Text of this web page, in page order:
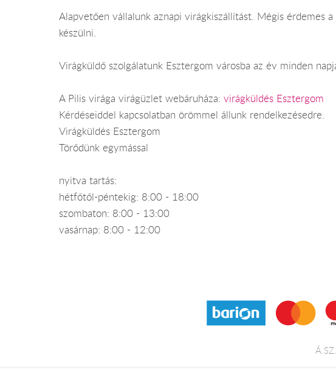
Alapvetően vállalunk aznapi virágkiszállítást. Mégis érdemes
készülni.
Virágküldő szolgálatunk Esztergom városba az év minden
A Pilis virága virágüzlet webáruháza: virágküldés Esztergom
Kérdéseiddel kapcsolatban örömmel állunk rendelkezésedre.
Virágküldés Esztergom
Törődünk egymással
nyitva tartás:
hétfőtől-péntekig: 8:00 - 18:00
szombaton: 8:00 - 13:00
vasárnap: 8:00 - 12:00